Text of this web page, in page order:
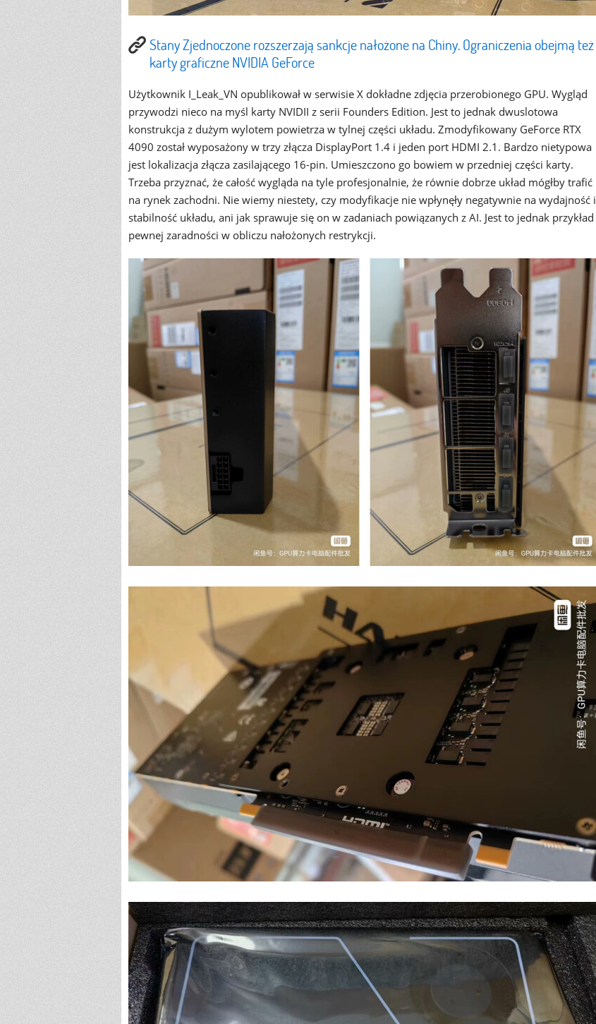
Stany Zjednoczone rozszerzają sankcje nałożone na Chiny. Ograniczenia obejmą też
karty graficzne NVIDIA GeForce
Użytkownik I_Leak_VN opublikował w serwisie X dokładne zdjęcia przerobionego GPU. Wygląd
przywodzi nieco na myśl karty NVIDII z serii Founders Edition. Jest to jednak dwuslotowa
konstrukcja z dużym wylotem powietrza w tylnej części układu. Zmodyfikowany GeForce RTX
4090 został wyposażony w trzy złącza DisplayPort 1.4 i jeden port HDMI 2.1. Bardzo nietypowa
jest lokalizacja złącza zasilającego 16-pin. Umieszczono go bowiem w przedniej części karty.
Trzeba przyznać, że całość wygląda na tyle profesjonalnie, że równie dobrze układ mógłby trafić
na rynek zachodni. Nie wiemy niestety, czy modyfikacje nie wpłynęły negatywnie na wydajność i
stabilność układu, ani jak sprawuje się on w zadaniach powiązanych z AI. Jest to jednak przykład
pewnej zaradności w obliczu nałożonych restrykcji.